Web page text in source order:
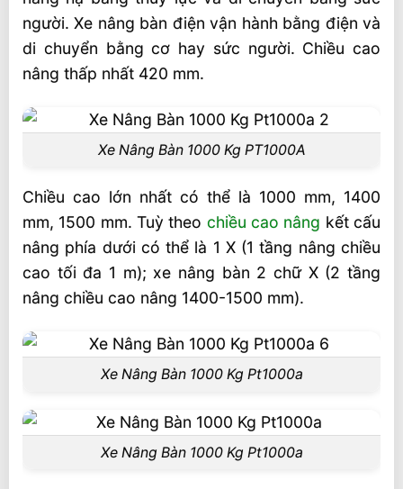
người. Xe nâng bàn điện vận hành bằng điện và
di chuyển bằng cơ hay sức người. Chiều cao
nâng thấp nhất 420 mm.
Xe Nâng Bàn 1000 Kg PT1000A
Chiều cao lớn nhất có thể là 1000 mm, 1400
mm, 1500 mm. Tuỳ theo chiều cao nâng kết cấu
nâng phía dưới có thể là 1 X (1 tầng nâng chiều
cao tối đa 1 m); xe nâng bàn 2 chữ X (2 tầng
nâng chiều cao nâng 1400-1500 mm).
Xe Nâng Bàn 1000 Kg Pt1000a
Xe Nâng Bàn 1000 Kg Pt1000a